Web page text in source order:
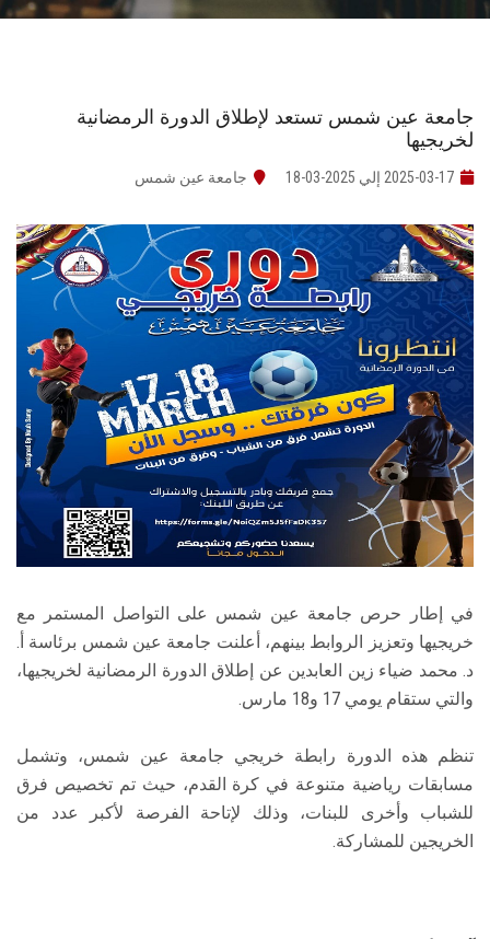
الرعاية الصحية
تواصل معنا
هيئة التدريس
الدراسات العليا
الخريجين
الموظفون
الزائـرون
سجل الان
جامعة عين شمس تستعد لإطلاق الدورة الرمضانية
لخريجيها
2025-03-17 إلي 2025-03-18 جامعة عين شمس
في إطار حرص جامعة عين شمس على التواصل المستمر مع
خريجيها وتعزيز الروابط بينهم، أعلنت جامعة عين شمس برئاسة أ.
د. محمد ضياء زين العابدين عن إطلاق الدورة الرمضانية لخريجيها،
والتي ستقام يومي 17 و18 مارس.
تنظم هذه الدورة رابطة خريجي جامعة عين شمس، وتشمل
مسابقات رياضية متنوعة في كرة القدم، حيث تم تخصيص فرق
للشباب وأخرى للبنات، وذلك لإتاحة الفرصة لأكبر عدد من
الخريجين للمشاركة.